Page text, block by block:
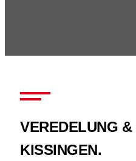
VEREDELUNG
KISSINGEN.